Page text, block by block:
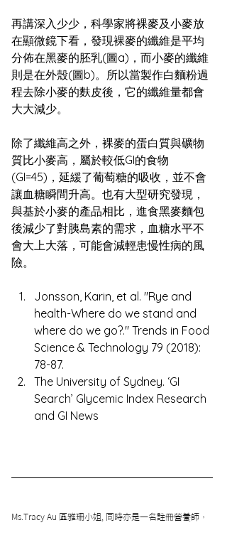
再講深入少少，科學家將裸麥及小麥放
在顯微鏡下看，發現裸麥的纖維是平均
分佈在黑麥的胚乳(圖a)，而小麥的纖維
則是在外殼(圖b)。所以當製作白麵粉過
程去除小麥的麩皮後，它的纖維量都會
大大減少。
除了纖維高之外，裸麥的蛋白質與礦物
質比小麥高，屬於較低GI的食物
(GI=45)，延緩了葡萄糖的吸收，並不會
讓血糖瞬間升高。也有大型研究發現，
與基於小麥的產品相比，進食黑麥麵包
後減少了對胰島素的需求，血糖水平不
會大上大落，可能會減輕患慢性病的風
險。
Jonsson, Karin, et al. "Rye and
health-Where do we stand and
where do we go?." Trends in Food
Science & Technology 79 (2018):
78-87.
The University of Sydney. ‘GI
Search’ Glycemic Index Research
and GI News
Ms.Tracy Au 區雅珊小姐, 同時亦是一名註冊營養師，